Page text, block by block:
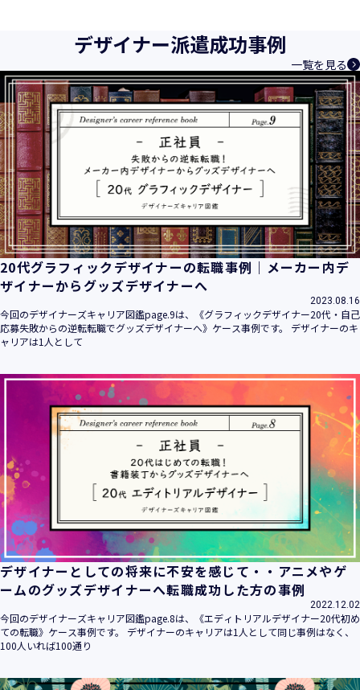
様、お取引先関係者の個人情報及び特定個人情報などを、人
材派遣サービス、人材紹介サービス、請負サービス、その
他、利用者の皆さまの「活躍の場の創造」と「就業の機会の
創出」に利用しています。また、従業者の情報及び特定個人
情報などを従業者管理に利用します。これらから当社にとっ
て個人情報及び特定個人情報の保護が重大な責務であると同
時に、個人情報などの保護を徹底することは企業の社会的責
務と認識しております。そこで、個人情報保護理念と自ら定
めた行動規範に基づき、社会的使命を十分に認識し、本人の
権利の保護、個人情報に関する法規制等を遵守致します。
また、以下に示す方針を具現化するための個人情報保護マネ
ジメントシステムを構築し、最新のＩＴ技術の動向、社会的
要請の変化、経営環境の変動等を常に認識しながら、その継
続的改善に、全社を挙げて取り組むことをここに宣言致しま
す。
当社は、事業の目的に適切な個人情報の取得・利用及び提供
を行い、特定された利用目的の達成に必要な範囲を超えた個
人情報の取扱いを行いません。また、そのための措置を講じ
当社は個人情報の取扱いに関する法令、国が定める指針その
他の規範を遵守致します。
当社は個人情報の漏えい、滅失、き損などのリスクに対して
は、合理的な安全対策を講じて防止する規程、体制を構築
し、継続的に向上させていきます。また、万一の際には速や
かに是正措置を講じます。
当社は個人情報取扱いに関する苦情及び相談に対しては、迅
速かつ誠実に対応致します。
個人情報保護マネジメントシステムは、当社を取り巻く環境
の変化と実情を踏まえ、適時・適切に見直して継続的に改善
をはかっていきます。
個人情報保護方針に関するお問合せ先 兼 個人情報に関する苦
情・相談窓口
株式会社 ユウクリ 個人情報保護管理責任者 安部 洋平
〒151-0073 東京都渋谷区笹塚1-55-7 マルエスファーストビ
ル 7F
info@y-create.co.jp
デザイナー派遣成功事例
一覧を見る
20代グラフィックデザイナーの転職事例｜メーカー内デ
ザイナーからグッズデザイナーへ
2023.08.16
今回のデザイナーズキャリア図鑑page.9は、《グラフィックデザイナー20代・自己
応募失敗からの逆転転職でグッズデザイナーへ》ケース事例です。 デザイナーのキ
ャリアは1人として
デザイナーとしての将来に不安を感じて・・アニメやゲ
ームのグッズデザイナーへ転職成功した方の事例
2022.12.02
今回のデザイナーズキャリア図鑑page.8は、《エディトリアルデザイナー20代初め
ての転職》ケース事例です。 デザイナーのキャリアは1人として同じ事例はなく、
100人いれば100通り